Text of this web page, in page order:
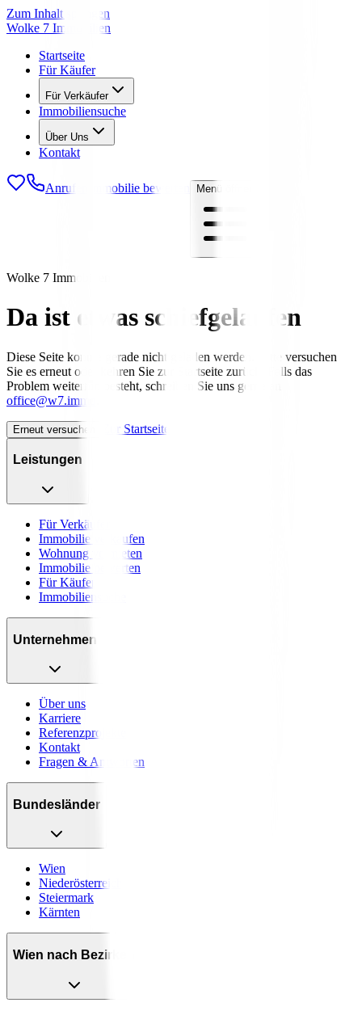
Zum Inhalt springen
Wolke 7 Immobilien
Startseite
Für Käufer
Für Verkäufer
Immobiliensuche
Über Uns
Kontakt
Anrufen Immobilie bewerten Menü öffnen
Wolke 7 Immobilien
Da ist etwas schiefgelaufen
Diese Seite konnte gerade nicht geladen werden. Bitte versuchen
Sie es erneut oder kehren Sie zur Startseite zurück. Falls das
Problem weiterhin besteht, schreiben Sie uns gerne an
office@w7.immo
Erneut versuchen Zur Startseite
Leistungen
Für Verkäufer
Immobilie verkaufen
Wohnung vermieten
Immobilie bewerten
Für Käufer
Immobiliensuche
Unternehmen
Über uns
Karriere
Referenzprojekte
Kontakt
Fragen & Antworten
Bundesländer
Wien
Niederösterreich
Steiermark
Kärnten
Wien nach Bezirken